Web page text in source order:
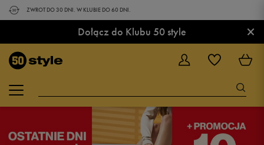
ZWROT DO 30 DNI. W KLUBIE DO 60 DNI.
Dołącz do Klubu 50 style ×